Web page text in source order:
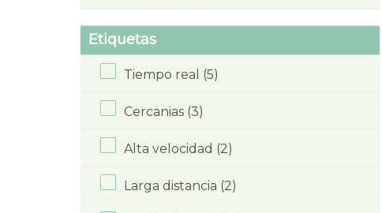
Etiquetas
Tiempo real (5)
Cercanias (3)
Alta velocidad (2)
Larga distancia (2)